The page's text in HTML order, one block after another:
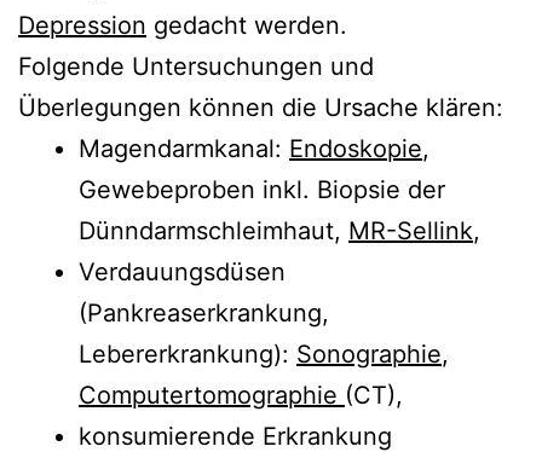
Depression gedacht werden.
Folgende Untersuchungen und
Überlegungen können die Ursache klären:
Magendarmkanal: Endoskopie,
Gewebeproben inkl. Biopsie der
Dünndarmschleimhaut, MR-Sellink,
Verdauungsdüsen
(Pankreaserkrankung,
Lebererkrankung): Sonographie,
Computertomographie (CT),
konsumierende Erkrankung